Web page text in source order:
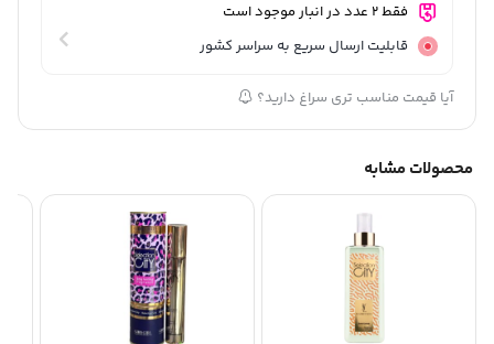
فقط 2 عدد در انبار موجود است
قابلیت ارسال سریع به سراسر کشور
آیا قیمت مناسب تری سراغ دارید؟
محصولات مشابه